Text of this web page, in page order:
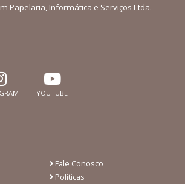
Papelaria, Informática e Serviços Ltda.
YOUTUBE
Fale Conosco
Políticas